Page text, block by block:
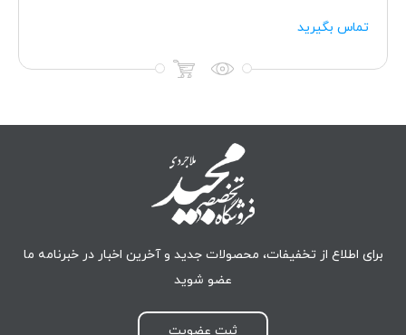
تماس بگیرید
برای اطلاع از تخفیفات، محصولات جدید و آخرین اخبار در خبرنامه ما
عضو شوید
ثبت عضویت